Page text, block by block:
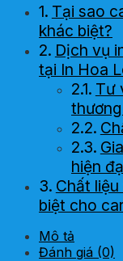
Tại sao
khác biệt?
Dịch vụ
tại In Hoa
Tư
hiện
Chất
biệt cho
Mô tả
Đánh giá (0)